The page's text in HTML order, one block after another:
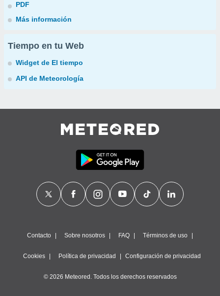
PDF
Más información
Tiempo en tu Web
Widget de El tiempo
API de Meteorología
Contacto Sobre nosotros FAQ Términos de uso
Cookies Política de privacidad Configuración de privacidad
© 2026 Meteored. Todos los derechos reservados